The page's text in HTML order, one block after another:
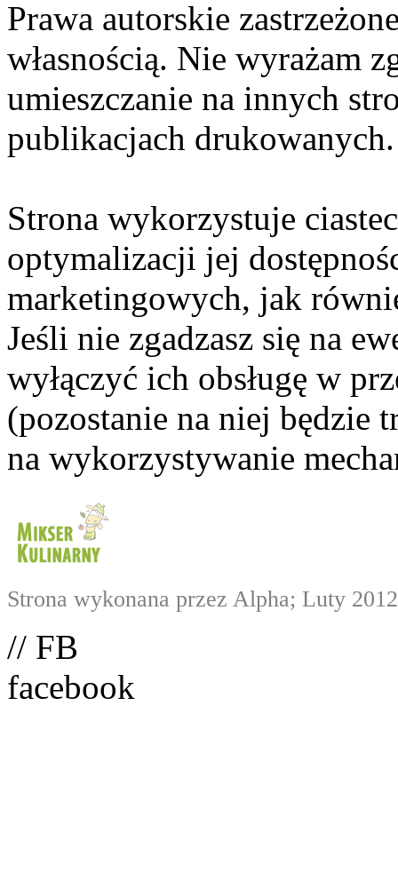
Prawa autorskie
własnością. Nie wyrażam
umieszczanie na innych
publikacjach drukowanych.
Strona wykorzystuje
optymalizacji jej
marketingowych, jak
Jeśli nie zgadzasz się na
wyłączyć ich obsługę w
(pozostanie na niej będzie
na wykorzystywanie
Strona wykonana przez Alpha; Luty 2012
// FB
facebook